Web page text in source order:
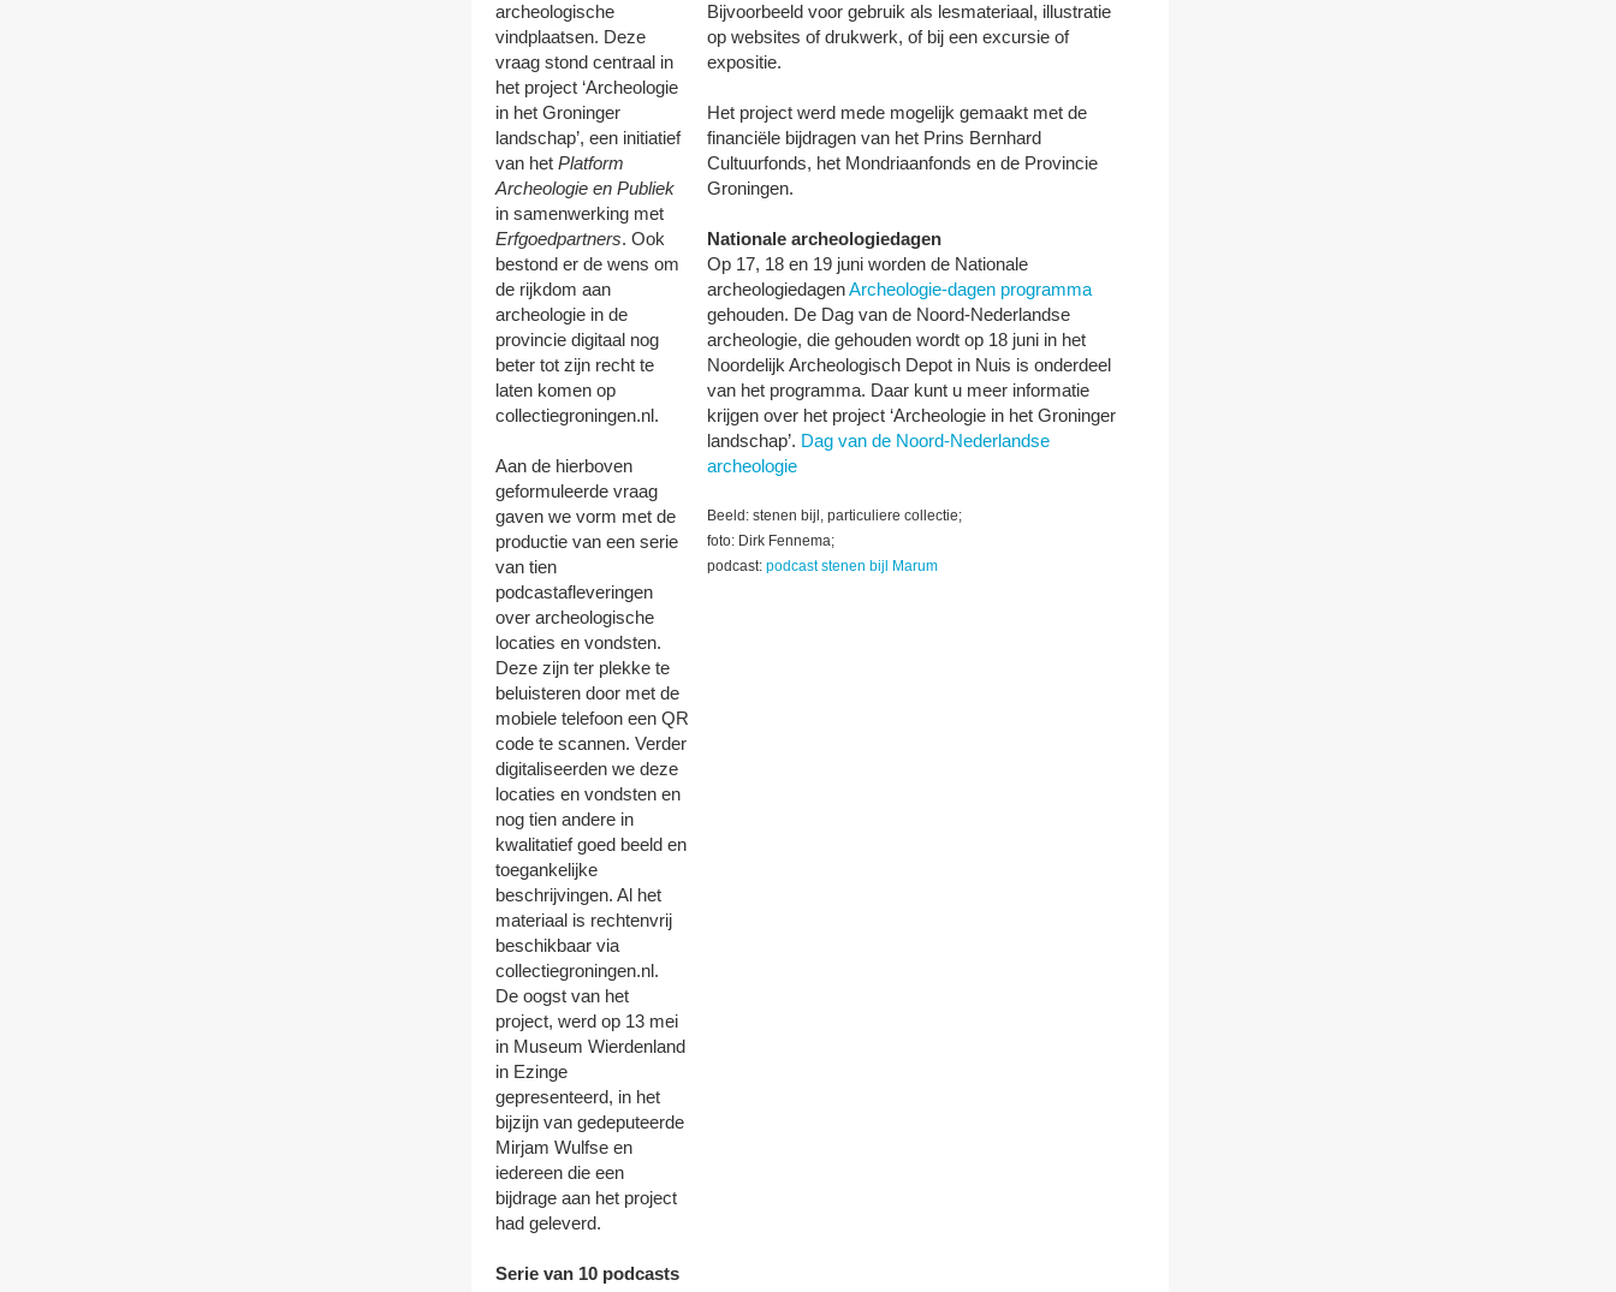
archeologische
vindplaatsen. Deze
vraag stond centraal in
het project ‘Archeologie
in het Groninger
landschap’, een initiatief
van het Platform
Archeologie en Publiek
in samenwerking met
Erfgoedpartners. Ook
bestond er de wens om
de rijkdom aan
archeologie in de
provincie digitaal nog
beter tot zijn recht te
laten komen op
collectiegroningen.nl.
Aan de hierboven
geformuleerde vraag
gaven we vorm met de
productie van een serie
van tien
podcastafleveringen
over archeologische
locaties en vondsten.
Deze zijn ter plekke te
beluisteren door met de
mobiele telefoon een QR
code te scannen. Verder
digitaliseerden we deze
locaties en vondsten en
nog tien andere in
kwalitatief goed beeld en
toegankelijke
beschrijvingen. Al het
materiaal is rechtenvrij
beschikbaar via
collectiegroningen.nl.
De oogst van het
project, werd op 13 mei
in Museum Wierdenland
in Ezinge
gepresenteerd, in het
bijzijn van gedeputeerde
Mirjam Wulfse en
iedereen die een
bijdrage aan het project
had geleverd.
Serie van 10 podcasts
Bijvoorbeeld voor gebruik als lesmateriaal, illustratie
op websites of drukwerk, of bij een excursie of
expositie.
Het project werd mede mogelijk gemaakt met de
financiële bijdragen van het Prins Bernhard
Cultuurfonds, het Mondriaanfonds en de Provincie
Groningen.
Nationale archeologiedagen
Op 17, 18 en 19 juni worden de Nationale
archeologiedagenArcheologie-dagen programma
gehouden. De Dag van de Noord-Nederlandse
archeologie, die gehouden wordt op 18 juni in het
Noordelijk Archeologisch Depot in Nuis is onderdeel
van het programma. Daar kunt u meer informatie
krijgen over het project ‘Archeologie in het Groninger
landschap’. Dag van de Noord-Nederlandse
archeologie
Beeld: stenen bijl, particuliere collectie;
foto: Dirk Fennema;
podcast: podcast stenen bijl Marum